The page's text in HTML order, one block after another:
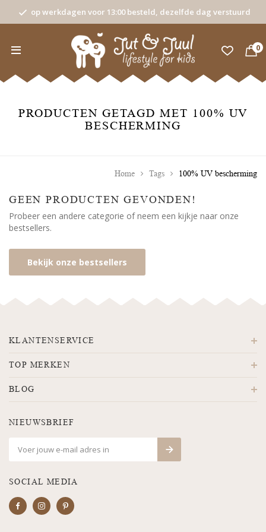
op werkdagen voor 13:00 besteld, dezelfde dag verstuurd
0
PRODUCTEN GETAGD MET 100% UV
BESCHERMING
Home Tags 100% UV bescherming
GEEN PRODUCTEN GEVONDEN!
Probeer een andere categorie of neem een kijkje naar onze
bestsellers.
Bekijk onze bestsellers
KLANTENSERVICE
TOP MERKEN
BLOG
NIEUWSBRIEF
SOCIAL MEDIA